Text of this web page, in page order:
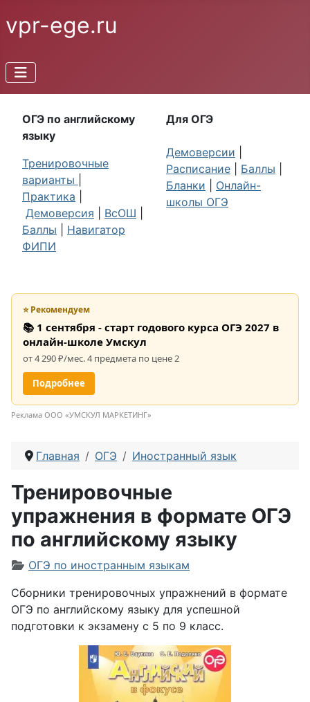
vpr-ege.ru
ОГЭ по английскому
языку
Тренировочные
варианты
Практика
Демоверсия
ВсОШ
Баллы
Навигатор
ФИПИ
Для ОГЭ
Демоверсии
Расписание
Баллы
Бланки
Онлайн-
школы ОГЭ
⭐ Рекомендуем
📚 1 сентября - старт годового курса ОГЭ 2027 в
онлайн-школе Умскул
от 4 290 ₽/мес. 4 предмета по цене 2
Подробнее
Реклама ООО «УМСКУЛ МАРКЕТИНГ»
Главная ОГЭ Иностранный язык
Тренировочные
упражнения в формате ОГЭ
по английскому языку
Информация о материале
ОГЭ по иностранным языкам
Сборники тренировочных упражнений в формате
ОГЭ по английскому языку для успешной
подготовки к экзамену с 5 по 9 класс.